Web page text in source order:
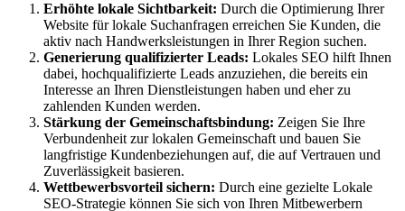
Erhöhte lokale Sichtbarkeit: Durch die Optimierung Ihrer
Website für lokale Suchanfragen erreichen Sie Kunden, die
aktiv nach Handwerksleistungen in Ihrer Region suchen.
Generierung qualifizierter Leads: Lokales SEO hilft Ihnen
dabei, hochqualifizierte Leads anzuziehen, die bereits ein
Interesse an Ihren Dienstleistungen haben und eher zu
zahlenden Kunden werden.
Stärkung der Gemeinschaftsbindung: Zeigen Sie Ihre
Verbundenheit zur lokalen Gemeinschaft und bauen Sie
langfristige Kundenbeziehungen auf, die auf Vertrauen und
Zuverlässigkeit basieren.
Wettbewerbsvorteil sichern: Durch eine gezielte Lokale
SEO-Strategie können Sie sich von Ihren Mitbewerbern